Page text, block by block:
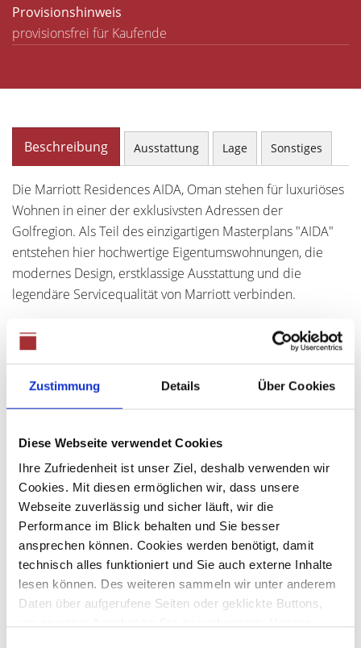
Zustimmung Details Über Cookies
Diese Webseite verwendet Cookies
Ihre Zufriedenheit ist unser Ziel, deshalb verwenden wir
Cookies. Mit diesen ermöglichen wir, dass unsere
Webseite zuverlässig und sicher läuft, wir die
Performance im Blick behalten und Sie besser
ansprechen können. Cookies werden benötigt, damit
technisch alles funktioniert und Sie auch externe Inhalte
lesen können. Des weiteren sammeln wir unter anderem
Daten über aufgerufene Seiten oder geklickte Buttons,
Provisionshinweis
provisionsfrei für Kaufende
Beschreibung Ausstattung Lage Sonstiges
Die Marriott Residences AIDA, Oman stehen für luxuriöses
Wohnen in einer der exklusivsten Adressen der
Golfregion. Als Teil des einzigartigen Masterplans "AIDA"
entstehen hier hochwertige Eigentumswohnungen, die
modernes Design, erstklassige Ausstattung und die
legendäre Servicequalität von Marriott verbinden.
Die Residenzen bieten eine Auswahl an 1-, 2- und 3-
Zimmer-Apartments mit großzügigen Grundrissen von ca.
60 m² bis über 190 m². Jede Einheit ist durchdacht
gestaltet, lichtdurchflutet und verfügt über private Balkone
umliegenden Klippen oder den angrenzenden Golfplatz.
Ein besonderer Vorteil ist das Freehold-Eigentumsrecht,
das internationalen Käufern volle Besitzrechte einräumt.
Darüber hinaus genießen Investoren attraktive steuerliche
Vorteile, sowie die Möglichkeit, von überdurchschnittlichen
Renditen und einer hohen Wertsteigerung zu profitieren.
Die Fertigstellung ist für die kommenden Jahre geplant (je
nach Bauabschnitt zwischen 2027 und 2029). Schon jetzt